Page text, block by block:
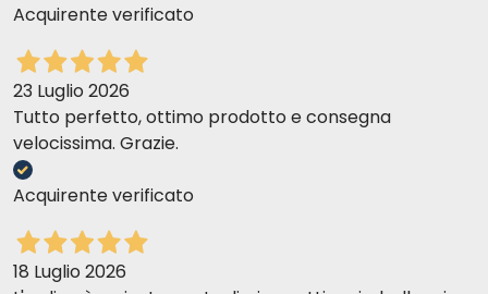
Acquirente verificato
23 Luglio 2026
Tutto perfetto, ottimo prodotto e consegna
velocissima. Grazie.
Acquirente verificato
18 Luglio 2026